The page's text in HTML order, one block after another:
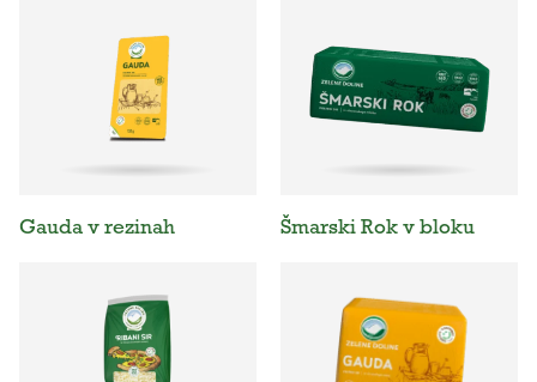
Gauda v rezinah Šmarski Rok v bloku